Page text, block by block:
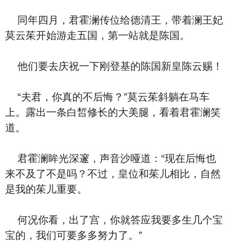
同年四月，君霍澜传位给德清王，带着澜王妃
莫云茱开始游走五国，第一站就是陈国。
他们要去庆祝一下刚登基的陈国新皇陈云赐！
“夫君，你真的不后悔？”莫云茱斜躺在马车
上。露出一条白皙修长的大美腿，看着君霍澜笑
道。
君霍澜眸光深邃，声音沙哑道：“现在后悔也
来不及了不是吗？不过，皇位和茱儿相比，自然
是我的茱儿重要。
何况你看，出了宫，你就答应我要多生几个宝
宝的，我们可要多多努力了。”